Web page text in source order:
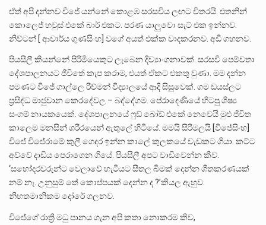
ඒත් අපි දන්නව විජේ යන්නේ කොළඹ සරසවිය ලඟට විතරයි. එතනින්
කොලෙජ් හවුස් එකේ බාර් එකට. පරණ යාලුවො සැට් එක ඉන්නව.
නිව්ටන් [ ආචාර්ය ගුණසිංහ] වගේ අයත් එක්ක වාදකරනව. අඩි ගහනව.
පියසීලී කියන්නේ පිරිමියෙකුට ලැබෙන දිව්‍යාංගනාවක්. සරසවි පෙම්වතා
දේශපාලනයට ජීවිතේ කැප කරාම, එයත් ඒකට එකතු වුණා. මම දන්න
පමණට විජේ ගාල්ලෙ රිච්මන් විද්‍යාලයේ ආදි සිසුවෙක්. ගම ඩයස්ලට
ප්‍රසිද්ධ මාජුවාන කෙරදේවල – බද්දේගම. පේරාදෙණියේ හිටපු ශිෂ්‍ය
සංගම් නායකයෙක්. දේශපාලනයේ ෆුඩ් බෝඩ් එකේ නෙවෙයි මුළු ජිවිත
කාලෙම මනසින් ශරීරයෙන් ඇතුලේ හිටියේ. මමයි සිරිමලයි [විජේසිංහ]
විජේ විජේරාමේ කුලී ගෙදර ඉන්න කාලේ කුලකයේ වැඩකට ගියා. කට්ට
අව්වේ දාඩිය පෙරාගෙන ගියේ. පියසීලී අපට වාඩිවෙන්න කීව.
‘සහෝදරවරුන්ට වෙලාවේ හැටියට සීතල බිමක් දෙන්න ශීතකරණයක්
නම් නෑ. උනුසුම් තේ කොප්පයක් දෙන්න ද ?’කියල ඇහුව.
නිහතමානිකම දෝරේ ගලනව.
විජේගේ රාත්‍රි මධු පානය ගැන අපි කතා නොකරම කිව,